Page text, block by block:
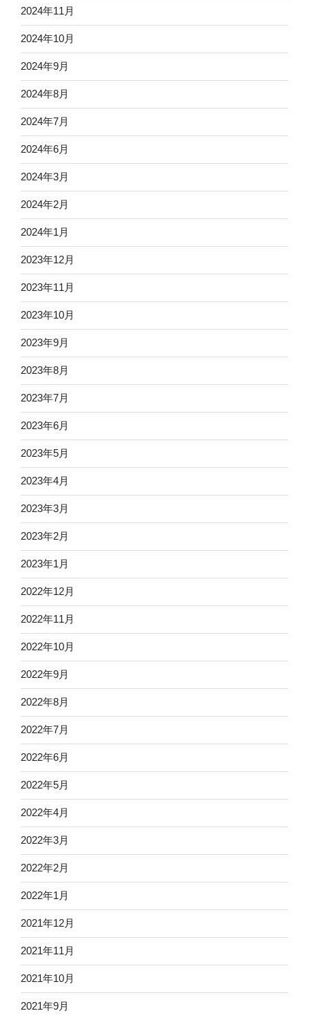
2024年11月
2024年10月
2024年9月
2024年8月
2024年7月
2024年6月
2024年3月
2024年2月
2024年1月
2023年12月
2023年11月
2023年10月
2023年9月
2023年8月
2023年7月
2023年6月
2023年5月
2023年4月
2023年3月
2023年2月
2023年1月
2022年12月
2022年11月
2022年10月
2022年9月
2022年8月
2022年7月
2022年6月
2022年5月
2022年4月
2022年3月
2022年2月
2022年1月
2021年12月
2021年11月
2021年10月
2021年9月